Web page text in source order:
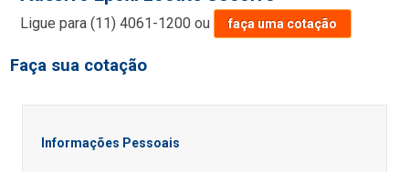
Ligue para(11) 4061-1200 ou faça uma cotação
Faça sua cotação
Informações Pessoais